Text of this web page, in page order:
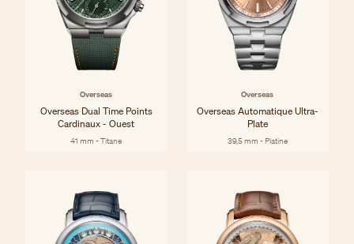
Overseas
Overseas Dual Time Points
Cardinaux - Ouest
41 mm - Titane
Overseas
Overseas Automatique Ultra-
Plate
39,5 mm - Platine